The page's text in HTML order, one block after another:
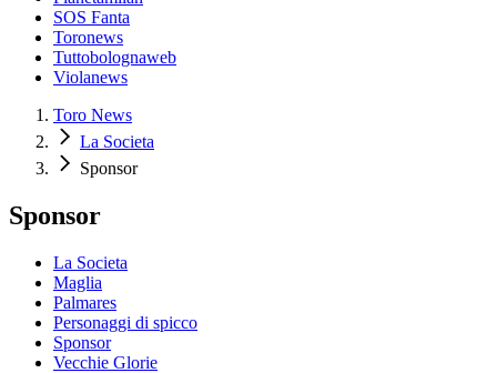
SOS Fanta
Toronews
Tuttobolognaweb
Violanews
Toro News
La Societa
Sponsor
Sponsor
La Societa
Maglia
Palmares
Personaggi di spicco
Sponsor
Vecchie Glorie